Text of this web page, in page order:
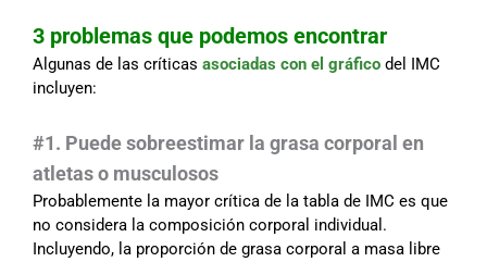
3 problemas que podemos encontrar
Algunas de las críticas asociadas con el gráfico del IMC
incluyen:
#1. Puede sobreestimar la grasa corporal en
atletas o musculosos
Probablemente la mayor crítica de la tabla de IMC es que
no considera la composición corporal individual.
Incluyendo, la proporción de grasa corporal a masa libre